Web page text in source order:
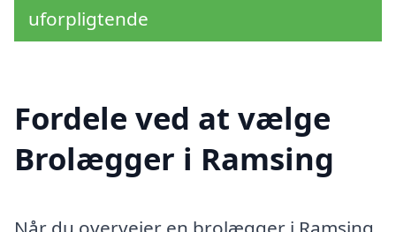
uforpligtende
Fordele ved at vælge
Brolægger i Ramsing